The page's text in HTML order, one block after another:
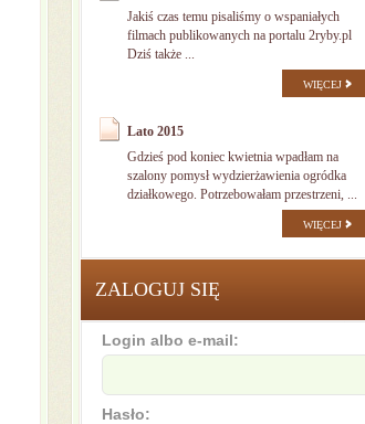
Jakiś czas temu pisaliśmy o wspaniałych
filmach publikowanych na portalu 2ryby.pl
Dziś także ...
WIĘCEJ
Lato 2015
Gdzieś pod koniec kwietnia wpadłam na
szalony pomysł wydzierżawienia ogródka
działkowego. Potrzebowałam przestrzeni, ...
WIĘCEJ
ZALOGUJ SIĘ
Login albo e-mail:
Hasło: